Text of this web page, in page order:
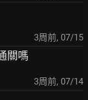
3周前, 07/15
關嗎
3周前, 07/14